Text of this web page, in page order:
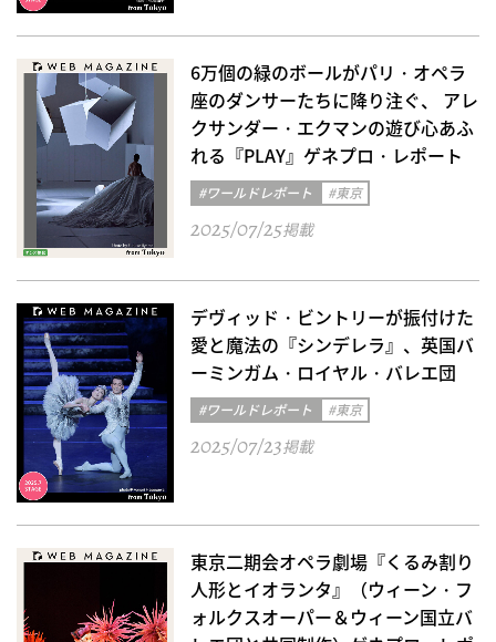
6万個の緑のボールがパリ・オペラ
座のダンサーたちに降り注ぐ、 アレ
クサンダー・エクマンの遊び心あふ
れる『PLAY』ゲネプロ・レポート
#ワールドレポート #東京
2025/07/25掲載
デヴィッド・ビントリーが振付けた
愛と魔法の『シンデレラ』、英国バ
ーミンガム・ロイヤル・バレエ団
#ワールドレポート #東京
2025/07/23掲載
東京二期会オペラ劇場『くるみ割り
人形とイオランタ』（ウィーン・フ
ォルクスオーパー＆ウィーン国立バ